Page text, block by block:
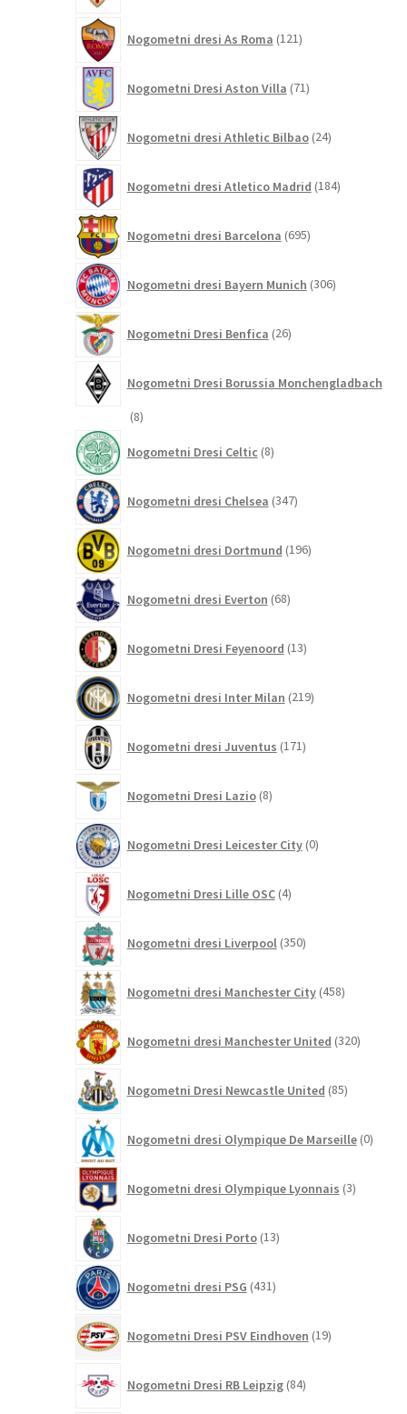
Nogometni dresi As Roma 121izdelkov
Nogometni Dresi Aston Villa 71izdelkov
Nogometni dresi Athletic Bilbao 24izdelkov
Nogometni dresi Atletico Madrid 184izdelkov
Nogometni dresi Barcelona 695izdelkov
Nogometni dresi Bayern Munich 306izdelkov
Nogometni Dresi Benfica 26izdelkov
Nogometni Dresi Borussia Monchengladbach
88
Nogometni Dresi Celtic 8izdelkov
Nogometni dresi Chelsea 347izdelkov
Nogometni dresi Dortmund 196izdelkov
Nogometni dresi Everton 68izdelkov
Nogometni Dresi Feyenoord 13izdelkov
Nogometni dresi Inter Milan 219izdelkov
Nogometni dresi Juventus 171izdelkov
Nogometni Dresi Lazio 8izdelkov
Nogometni Dresi Leicester City 0izdelkov
Nogometni Dresi Lille OSC 4izdelki
Nogometni dresi Liverpool 350izdelkov
Nogometni dresi Manchester City 458izdelkov
Nogometni dresi Manchester United 320izdelkov
Nogometni Dresi Newcastle United 85izdelkov
Nogometni dresi Olympique De Marseille 0
Nogometni dresi Olympique Lyonnais 3izdelki
Nogometni Dresi Porto 13izdelkov
Nogometni dresi PSG 431izdelkov
Nogometni Dresi PSV Eindhoven 19izdelkov
Nogometni Dresi RB Leipzig 84izdelkov